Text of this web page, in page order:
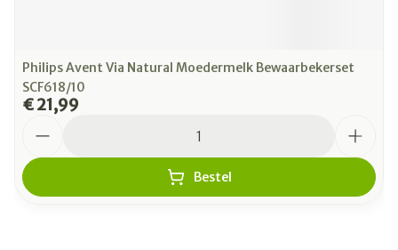
Philips Avent Via Natural Moedermelk Bewaarbekerset
SCF618/10
€ 21,99
Bestel